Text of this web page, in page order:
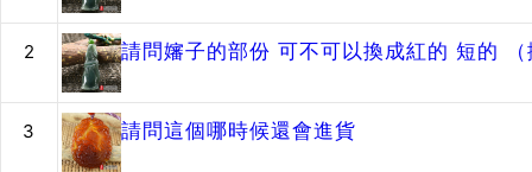
2 請問嬸子的部份 可不可以換成紅的 短的
3 請問這個哪時候還會進貨